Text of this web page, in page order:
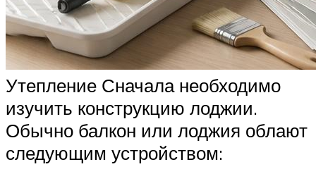
Утепление Сначала необходимо
изучить конструкцию лоджии.
Обычно балкон или лоджия облают
следующим устройством: